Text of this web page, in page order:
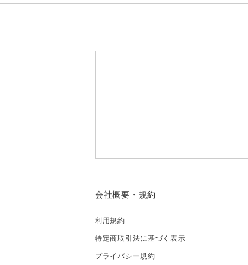
会社概要・規約
利用規約
特定商取引法に基づく表示
プライバシー規約